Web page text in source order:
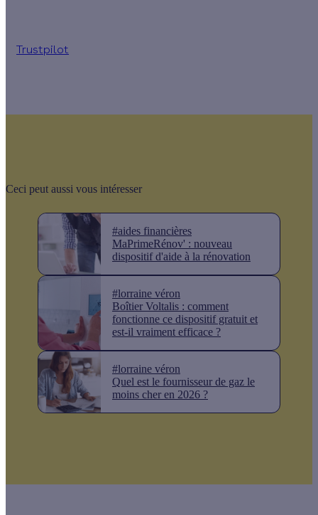
Trustpilot
Ceci peut aussi vous intéresser
#aides financières
MaPrimeRénov' : nouveau
dispositif d'aide à la rénovation
#lorraine véron
Boîtier Voltalis : comment
fonctionne ce dispositif gratuit et
est-il vraiment efficace ?
#lorraine véron
Quel est le fournisseur de gaz le
moins cher en 2026 ?